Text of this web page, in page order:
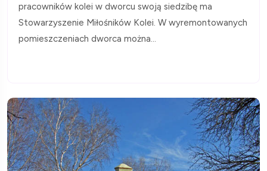
pracowników kolei w dworcu swoją siedzibę ma
Stowarzyszenie Miłośników Kolei. W wyremontowanych
pomieszczeniach dworca można...